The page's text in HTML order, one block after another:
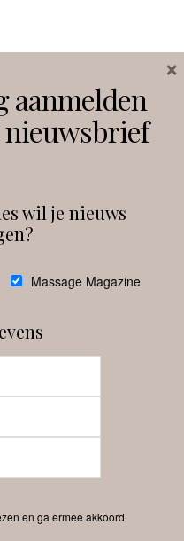
Facebook
aanmelden
wil je nieuws
Massage Magazine
en ga ermee akkoord
×